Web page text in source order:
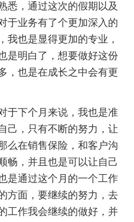
悉，通过这次的假期以及
于业务有了个更加深入的
我也是显得更加的专业，
是明白了，想要做好这份
，也是在成长之中会有更
于下个月来说，我也是准
己，只有不断的努力，让
么在销售保险，和客户沟
畅，并且也是可以让自己
是通过这个月的一个工作
方面，要继续的努力，去
工作我会继续的做好，并